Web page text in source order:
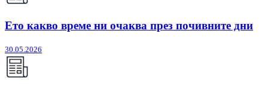
Ето какво време ни очаква през почивните дни
30.05.2026